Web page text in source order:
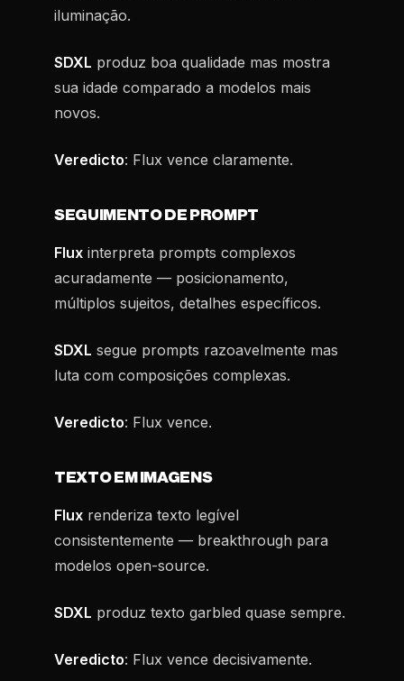
iluminação.
SDXL produz boa qualidade mas mostra
sua idade comparado a modelos mais
novos.
Veredicto: Flux vence claramente.
SEGUIMENTO DE PROMPT
Flux interpreta prompts complexos
acuradamente — posicionamento,
múltiplos sujeitos, detalhes específicos.
SDXL segue prompts razoavelmente mas
luta com composições complexas.
Veredicto: Flux vence.
TEXTO EM IMAGENS
Flux renderiza texto legível
consistentemente — breakthrough para
modelos open-source.
SDXL produz texto garbled quase sempre.
Veredicto: Flux vence decisivamente.